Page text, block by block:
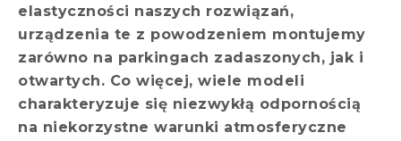
elastyczności naszych rozwiązań,
urządzenia te z powodzeniem montujemy
zarówno na parkingach zadaszonych, jak i
otwartych. Co więcej, wiele modeli
charakteryzuje się niezwykłą odpornością
na niekorzystne warunki atmosferyczne